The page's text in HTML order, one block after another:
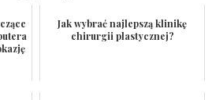
Jak wybrać najlepszą klinikę
chirurgii plastycznej?